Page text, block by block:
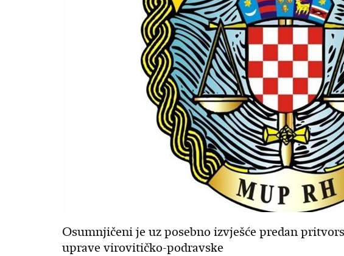
Osumnjičeni je uz posebno izvješće predan
uprave virovitičko-podravske